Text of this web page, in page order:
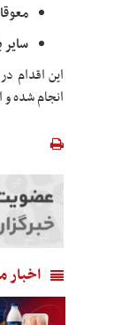
سایر
این اقدام
انجام شده و
اخبار